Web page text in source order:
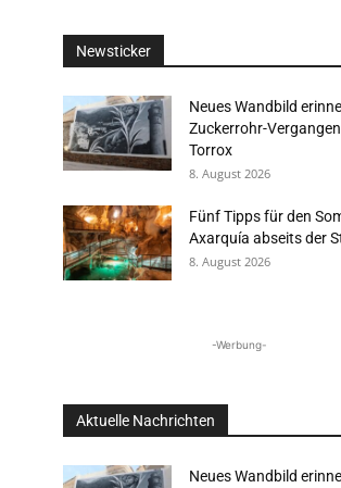
Newsticker
Neues Wandbild
Zuckerrohr-
Torrox
8. August 2026
Fünf Tipps für den
Axarquía abseits der
8. August 2026
-Werbung-
Aktuelle Nachrichten
Neues Wandbild